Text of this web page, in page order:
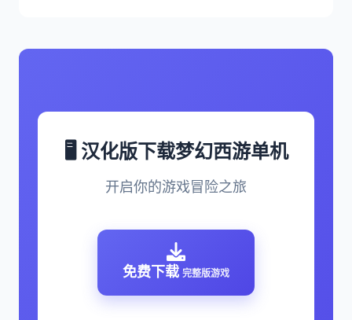
🖥️ 汉化版下载梦幻西游单机
开启你的游戏冒险之旅
免费下载 完整版游戏